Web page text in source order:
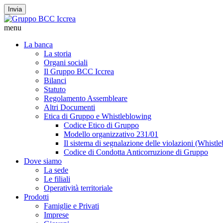
Invia
menu
La banca
La storia
Organi sociali
Il Gruppo BCC Iccrea
Bilanci
Statuto
Regolamento Assembleare
Altri Documenti
Etica di Gruppo e Whistleblowing
Codice Etico di Gruppo
Modello organizzativo 231/01
Il sistema di segnalazione delle violazioni
Codice di Condotta Anticorruzione di Gruppo
Dove siamo
La sede
Le filiali
Operatività territoriale
Prodotti
Famiglie e Privati
Imprese